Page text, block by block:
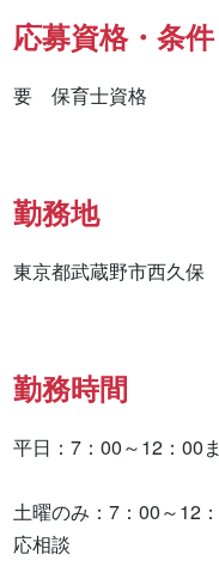
応募資格・条
要　保育士資格
勤務地
東京都武蔵野市西久保
勤務時間
平日：7：00～12：00
土曜のみ：7：00～12
応相談